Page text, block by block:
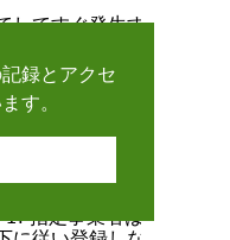
録とアクセ
す。